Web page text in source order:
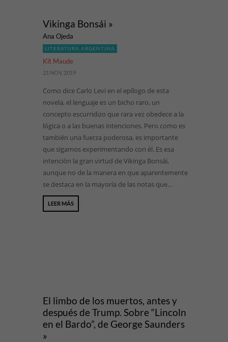
Vikinga Bonsái »
Ana Ojeda
LITERATURA ARGENTINA
Kit Maude
21 NOV, 2019
Como dice Carlo Levi en el epílogo de esta
novela, el lenguaje es un bicho raro, un
concepto escurridizo que rara vez obedece a la
lógica o a las buenas intenciones. Pero como es
también una fuerza poderosa, es importante
que sigamos experimentando con él. Es esa
intención la gran virtud de Vikinga Bonsái,
aunque no de la manera en que aparentemente
se destaca en la mayoría de las notas que...
LEER MÁS
El limbo de los muertos, antes y
después de Trump. Sobre “Lincoln
en el Bardo”, de George Saunders
»